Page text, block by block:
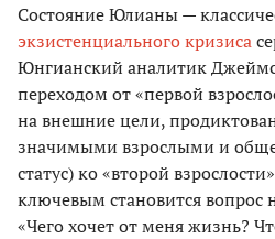
Состояние Юлианы —
экзистенциального кризиса
Юнгианский аналитик
переходом от «первой
на внешние цели,
значимыми взрослыми и
статус) ко «второй
ключевым становится вопрос
«Чего хочет от меня жизнь?